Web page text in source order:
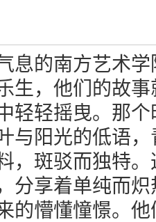
息的南方艺术
生，他们的故
轻轻摇曳。那
与阳光的低语
，斑驳而独特
分享着单纯而
的懵懂憧憬。